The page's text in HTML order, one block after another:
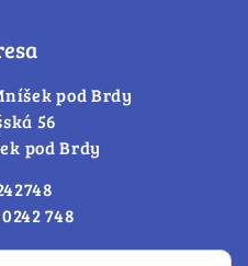
pod Brdy
56
pod Brdy
748
souhlasu